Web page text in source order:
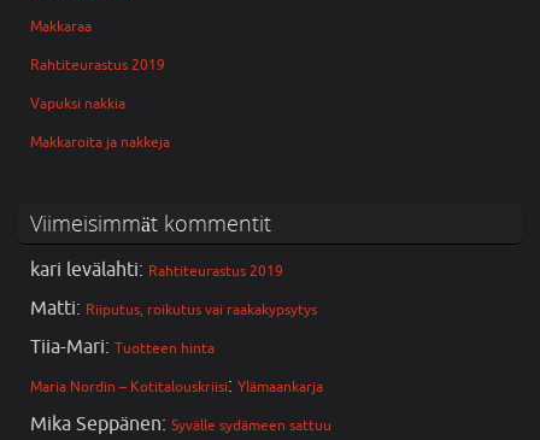
Makkaraa
Rahtiteurastus 2019
Vapuksi nakkia
Makkaroita ja nakkeja
Viimeisimmät kommentit
kari levälahti: Rahtiteurastus 2019
Matti: Riiputus, roikutus vai raakakypsytys
Tiia-Mari: Tuotteen hinta
Maria Nordin – Kotitalouskriisi: Ylämaankarja
Mika Seppänen: Syvälle sydämeen sattuu